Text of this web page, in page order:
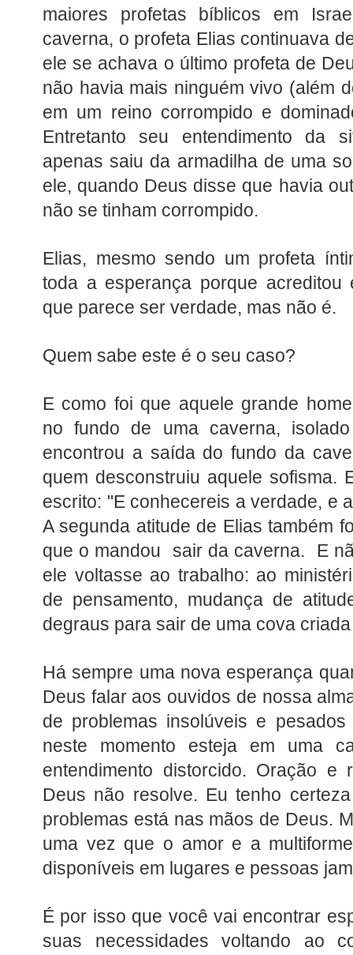
maiores profetas bíblicos em
caverna, o profeta Elias continuava
ele se achava o último profeta de
não havia mais ninguém vivo (além
em um reino corrompido e
Entretanto seu entendimento da
apenas saiu da armadilha de uma
ele, quando Deus disse que havia
não se tinham corrompido.
Elias, mesmo sendo um profeta
toda a esperança porque acreditou
que parece ser verdade, mas não é.
Quem sabe este é o seu caso?
E como foi que aquele grande
no fundo de uma caverna,
encontrou a saída do fundo da
quem desconstruiu aquele sofisma.
escrito: "E conhecereis a verdade, e
A segunda atitude de Elias também
que o mandou sair da caverna. E
ele voltasse ao trabalho: ao
de pensamento, mudança de
degraus para sair de uma cova
Há sempre uma nova esperança
Deus falar aos ouvidos de nossa
de problemas insolúveis e
neste momento esteja em uma
entendimento distorcido. Oração e
Deus não resolve. Eu tenho
problemas está nas mãos de Deus.
uma vez que o amor e a
disponíveis em lugares e pessoas
É por isso que você vai encontrar
suas necessidades voltando ao